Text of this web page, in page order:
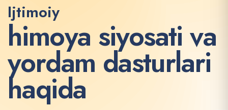
Ijtimoiy
himoya siyosati va
yordam dasturlari
haqida